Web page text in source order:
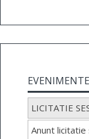
EVENIMENTE
LICITATIE
Anunt licitatie